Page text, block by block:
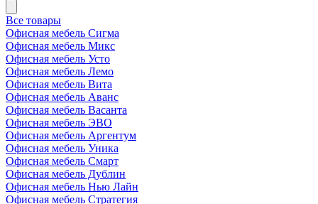
Все товары
Офисная мебель Сигма
Офисная мебель Микс
Офисная мебель Усто
Офисная мебель Лемо
Офисная мебель Вита
Офисная мебель Аванс
Офисная мебель Васанта
Офисная мебель ЭВО
Офисная мебель Аргентум
Офисная мебель Уника
Офисная мебель Смарт
Офисная мебель Дублин
Офисная мебель Нью Лайн
Офисная мебель Стратегия